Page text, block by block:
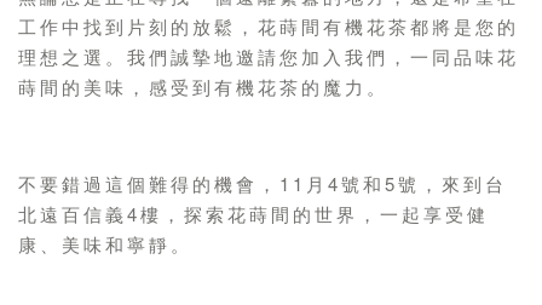
工作中找到片刻的放鬆，花蒔間有機花茶都將是您的
理想之選。我們誠摯地邀請您加入我們，一同品味花
蒔間的美味，感受到有機花茶的魔力。
不要錯過這個難得的機會，11月4號和5號，來到台
北遠百信義4樓，探索花蒔間的世界，一起享受健
康、美味和寧靜。